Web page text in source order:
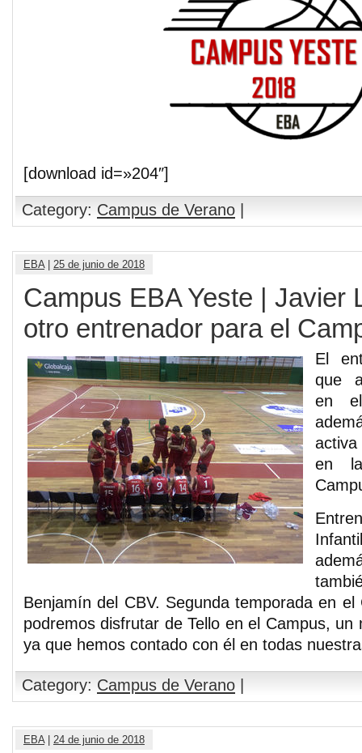
[download id=»204″]
Category: Campus de Verano
EBA| 25 de junio de 2018
Campus EBA Yeste | Javier
otro entrenador para el
El
que
en el
en
Benjamín del CBV. Segunda temporada en
podremos disfrutar de Tello en el Campus, un
ya que hemos contado con él en todas
Category: Campus de Verano
EBA| 24 de junio de 2018